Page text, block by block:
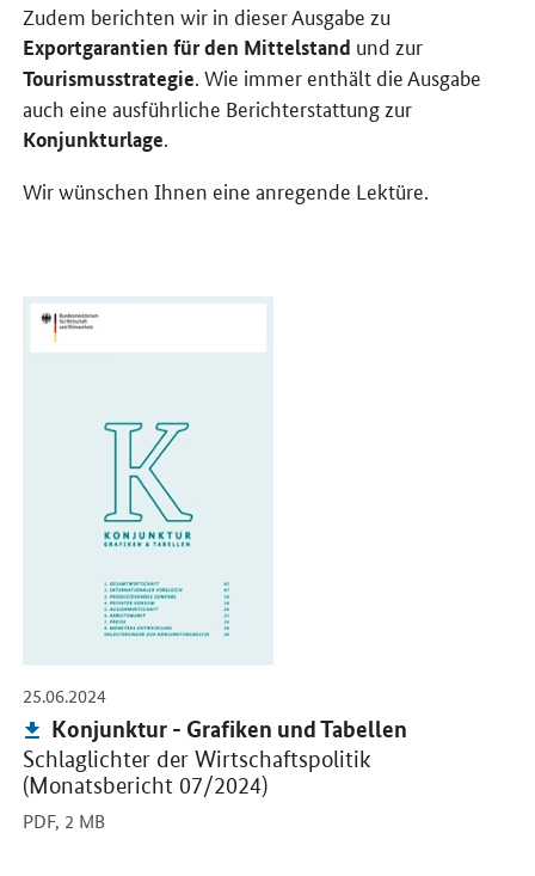
Zudem berichten wir in dieser Ausgabe zu
Exportgarantien für den Mittelstand und zur
Tourismusstrategie. Wie immer enthält die Ausgabe
auch eine ausführliche Berichterstattung zur
Konjunkturlage.
Wir wünschen Ihnen eine anregende Lektüre.
25.06.2024
Publikation:
Konjunktur - Grafiken und Tabellen
Schlaglichter der Wirtschaftspolitik
(Monatsbericht 07/2024)
PDF, 2 MB
Öffnet PDF "Konjunktur - Grafiken und Tabellen" in neuem